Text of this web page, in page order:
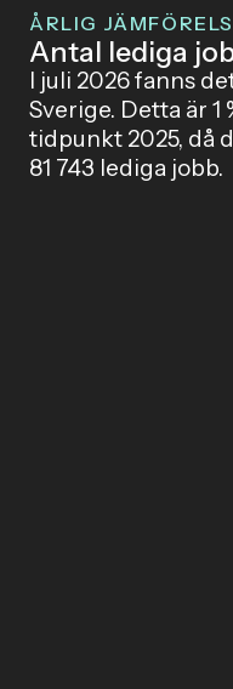
ÅRLIG
Antal lediga
I juli 2026 fanns
Sverige. Detta är
tidpunkt 2025, då
81 743 lediga jobb.